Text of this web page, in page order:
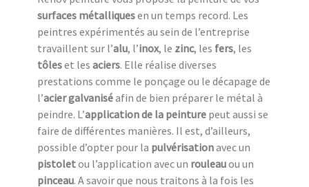
surfaces métalliquesen un temps record. Les
peintres expérimentés au sein de l’entreprise
travaillent sur l’alu, l’inox, le zinc, les fers, les
tôleset les aciers. Elle réalise diverses
prestations comme le ponçage ou le décapage de
l’acier galvaniséafin de bien préparer le métal à
peindre. L’application de la peinture peut aussi se
faire de différentes manières. Il est, d’ailleurs,
possible d’opter pour la pulvérisationavec un
pistoletou l’application avec un rouleauou un
pinceau. A savoir que nous traitons à la fois les